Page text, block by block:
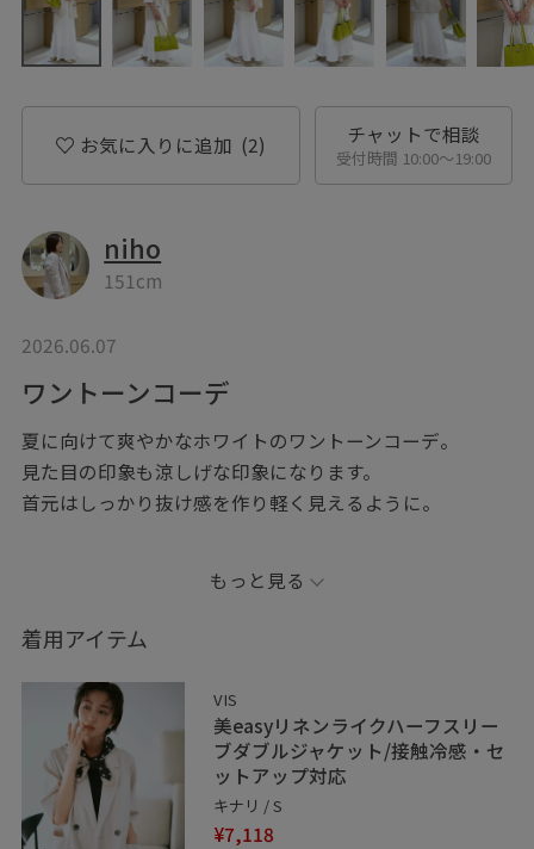
お気に入りに追加 (2) チャットで相談
受付時間 10:00〜19:00
niho
151cm
2026.06.07
ワントーンコーデ
夏に向けて爽やかなホワイトのワントーンコーデ。
見た目の印象も涼しげな印象になります。
首元はしっかり抜け感を作り軽く見えるように。
＿＿＿＿＿＿＿＿＿＿＿＿＿＿＿＿＿＿＿＿
LINEで在庫のお問い合わせや商品、
コーディネートのご相談など
是非お気軽にお問い合わせください◎
LINEで二子玉川ライズVISスタッフにご相談は【友だち追
加】をタップ！！
もっと見る
着用アイテム
VIS
美easyリネンライクハーフスリー
ブダブルジャケット/接触冷感・セ
ットアップ対応
キナリ / S
¥7,118